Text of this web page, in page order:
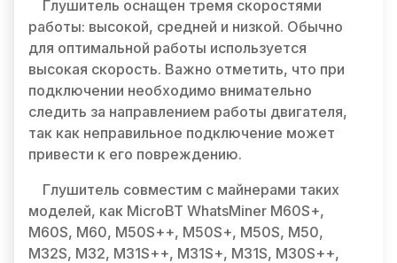
Глушитель оснащен тремя скоростями
работы: высокой, средней и низкой. Обычно
для оптимальной работы используется
высокая скорость. Важно отметить, что при
подключении необходимо внимательно
следить за направлением работы двигателя,
так как неправильное подключение может
привести к его повреждению.
Глушитель совместим с майнерами таких
моделей, как MicroBT WhatsMiner M60S+,
M60S, M60, M50S++, M50S+, M50S, M50,
M32S, M32, M31S++, M31S+, M31S, M30S++,